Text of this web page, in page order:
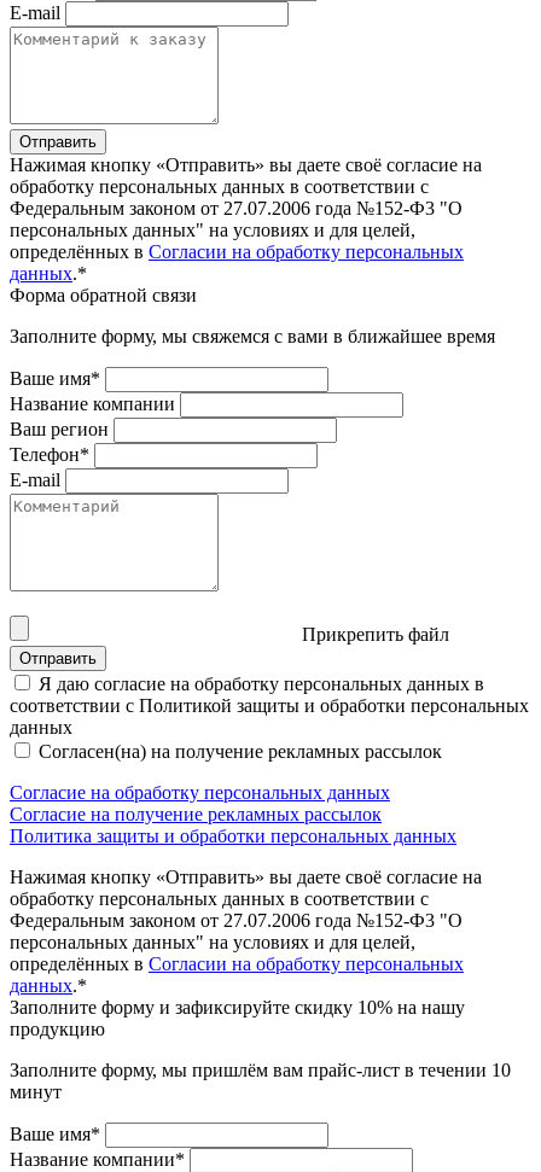
E-mail
Отправить
Нажимая кнопку «Отправить» вы даете своё согласие на
обработку персональных данных в соответствии с
Федеральным законом от 27.07.2006 года №152-Ф3 "О
персональных данных" на условиях и для целей,
определённых в Согласии на обработку персональных
данных.*
Форма обратной связи
Заполните форму, мы свяжемся с вами в ближайшее время
Ваше имя*
Название компании
Ваш регион
Телефон*
E-mail
Прикрепить файл
Отправить
Я даю согласие на обработку персональных данных в
соответствии с Политикой защиты и обработки персональных
данных
Согласен(на) на получение рекламных рассылок
Согласие на обработку персональных данных
Согласие на получение рекламных рассылок
Политика защиты и обработки персональных данных
Нажимая кнопку «Отправить» вы даете своё согласие на
обработку персональных данных в соответствии с
Федеральным законом от 27.07.2006 года №152-Ф3 "О
персональных данных" на условиях и для целей,
определённых в Согласии на обработку персональных
данных.*
Заполните форму и зафиксируйте скидку 10% на нашу
продукцию
Заполните форму, мы пришлём вам прайс-лист в течении 10
минут
Ваше имя*
Название компании*